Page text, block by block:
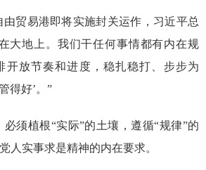
易港即将实施封关运作，习近平总
大地上。我们干任何事情都有内在规
开放节奏和进度，稳扎稳打、步步为
得好’。”
植根“实际”的土壤，遵循“规律”的
人实事求是精神的内在要求。